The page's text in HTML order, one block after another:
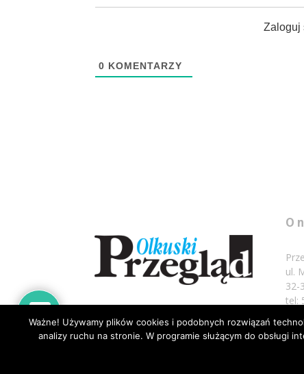
Zaloguj
0 KOMENTARZY
O
ul.
32-
tel:
Ważne! Używamy plików cookies i podobnych rozwiązań
analizy ruchu na stronie. W programie służącym do obsługi